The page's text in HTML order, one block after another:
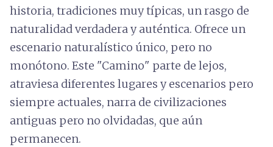
historia, tradiciones muy típicas, un rasgo de
naturalidad verdadera y auténtica. Ofrece un
escenario naturalístico único, pero no
monótono. Este "Camino" parte de lejos,
atraviesa diferentes lugares y escenarios pero
siempre actuales, narra de civilizaciones
antiguas pero no olvidadas, que aún
permanecen.